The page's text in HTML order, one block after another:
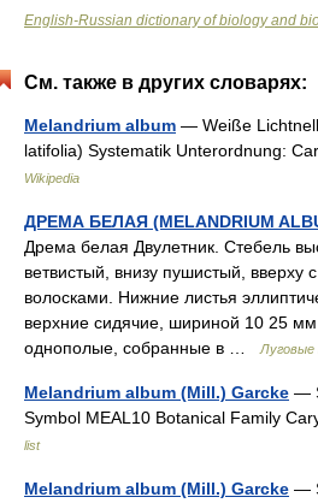
English-Russian dictionary of biology and
См. также в других словарях:
Melandrium album — Weiße
latifolia) Systematik Unterordnung:
Wikipedia
ДРЕМА БЕЛАЯ (MELANDRIUM
Дрема белая Двулетник. Стебель
ветвистый, внизу пушистый, вверху
волосками. Нижние листья
верхние сидячие, шириной 10 25
однополые, собранные в …
Лyговые
Melandrium album (Mill.) Garcke —
Symbol MEAL10 Botanical Family
list
Melandrium album (Mill.) Garcke —